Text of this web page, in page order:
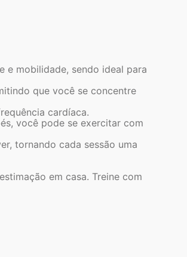
e mobilidade, sendo ideal para
que você se concentre
cardíaca.
você pode se exercitar com
tornando cada sessão uma
em casa. Treine com